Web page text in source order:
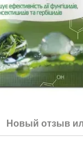
Новый отзыв